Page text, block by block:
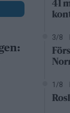
41
3/8
1/8